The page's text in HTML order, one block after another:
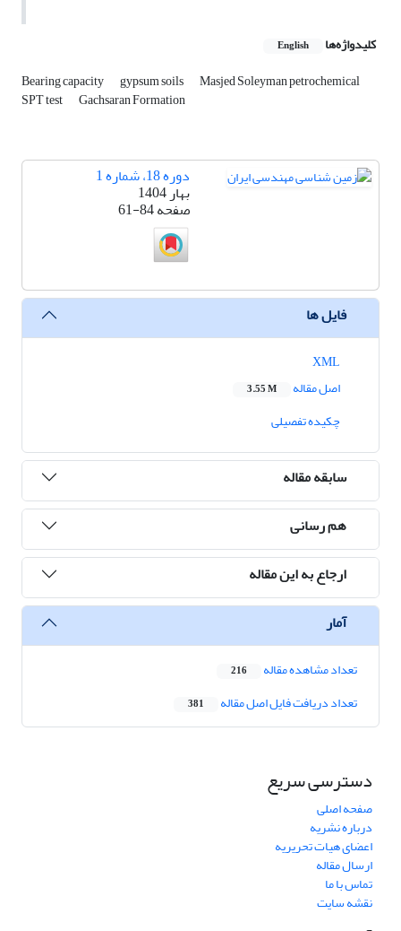
کلیدواژه‌ها English
Bearing capacity gypsum soils Masjed Soleyman petrochemical
SPT test Gachsaran Formation
دوره 18، شماره 1
بهار 1404
صفحه61-84
فایل ها
اصل مقاله
3.55 M
چکیده تفصیلی
سابقه مقاله
هم رسانی
ارجاع به این مقاله
آمار
تعداد مشاهده مقاله 216
تعداد دریافت فایل اصل مقاله 381
دسترسی سریع
صفحه اصلی
درباره نشریه
اعضای هیات تحریریه
ارسال مقاله
تماس با ما
نقشه سایت